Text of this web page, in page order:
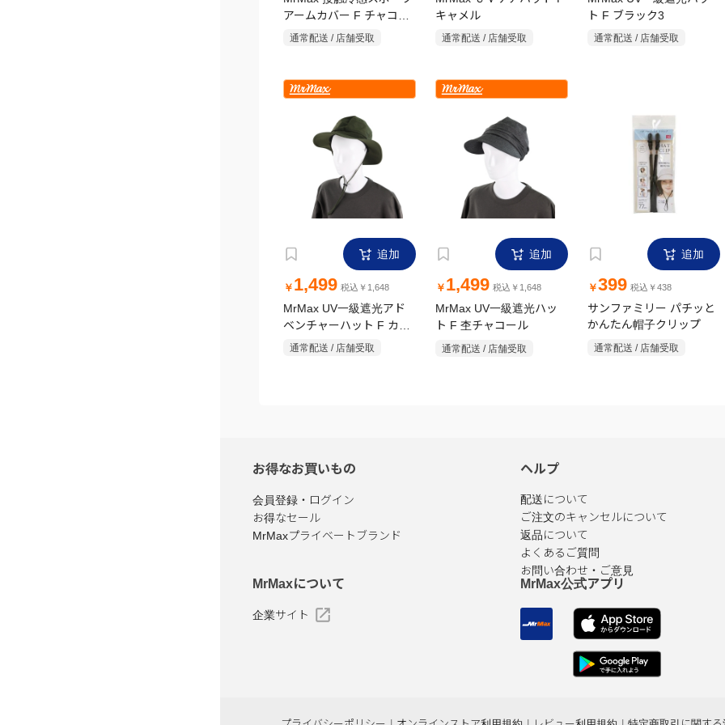
アームカバー F チャコー
通常配送 / 店舗受取
キャメル
通常配送 / 店舗受取
ト F ブラック3
通常配送 / 店舗受取
追加
￥ 1,499 税込￥1,648
MrMax UV一級遮光アド
ベンチャーハット F カー
通常配送 / 店舗受取
追加
￥ 1,499 税込￥1,648
MrMax UV一級遮光ハッ
ト F 杢チャコール
通常配送 / 店舗受取
追加
￥399 税込￥438
サンファミリー パチッと
かんたん帽子クリップ
通常配送 / 店舗受取
お得なお買いもの
会員登録・ログイン
お得なセール
MrMaxプライベートブランド
ヘルプ
配送について
ご注文のキャンセルについて
返品について
よくあるご質問
お問い合わせ・ご意見
MrMaxについて
企業サイト
MrMax公式アプリ
プライバシーポリシー | オンラインストア利用規約 | レビュー利用規約 | 特定商取引に関す